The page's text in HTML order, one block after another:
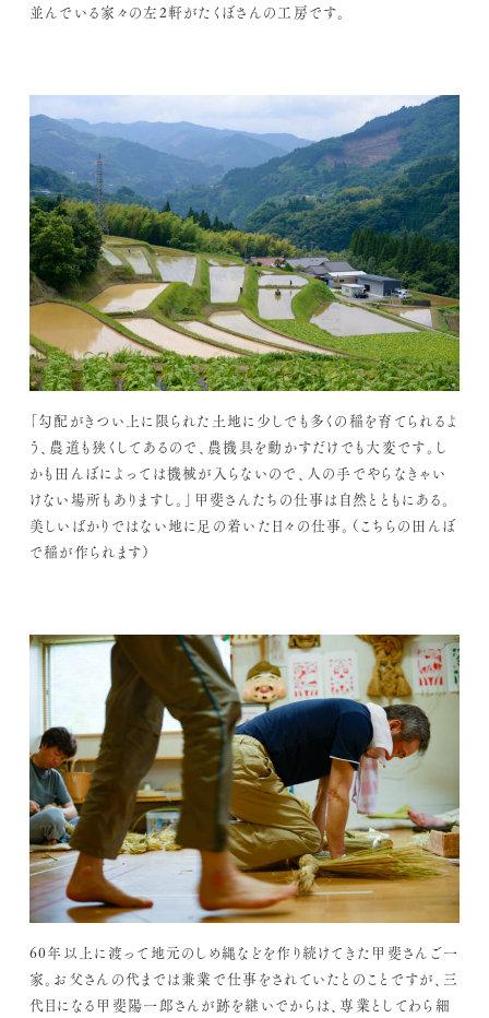
並んでいる家々の左2軒がたくぼさんの工房です。
「勾配がきつい上に限られた土地に少しでも多くの稲を育てられるよ
う、農道も狭くしてあるので、農機具を動かすだけでも大変です。し
かも田んぼによっては機械が入らないので、人の手でやらなきゃい
けない場所もありますし。」甲斐さんたちの仕事は自然とともにある。
美しいばかりではない地に足の着いた日々の仕事。（こちらの田んぼ
で稲が作られます）
60年以上に渡って地元のしめ縄などを作り続けてきた甲斐さんご一
家。お父さんの代までは兼業で仕事をされていたとのことですが、三
代目になる甲斐陽一郎さんが跡を継いでからは、専業としてわら細